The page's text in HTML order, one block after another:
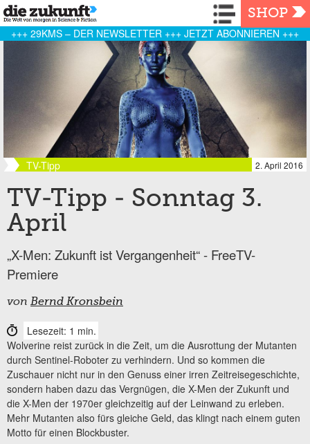
Navigation
SHOP
+++ 29KMS – DER NEWSLETTER +++ JETZT ABONNIEREN +++
TV-Tipp 2. April 2016
TV-Tipp - Sonntag 3.
April
„X-Men: Zukunft ist Vergangenheit“ - FreeTV-
Premiere
von Bernd Kronsbein
Lesezeit: 1 min.
Wolverine reist zurück in die Zeit, um die Ausrottung der Mutanten
durch Sentinel-Roboter zu verhindern. Und so kommen die
Zuschauer nicht nur in den Genuss einer irren Zeitreisegeschichte,
sondern haben dazu das Vergnügen, die X-Men der Zukunft und
die X-Men der 1970er gleichzeitig auf der Leinwand zu erleben.
Mehr Mutanten also fürs gleiche Geld, das klingt nach einem guten
Motto für einen Blockbuster.